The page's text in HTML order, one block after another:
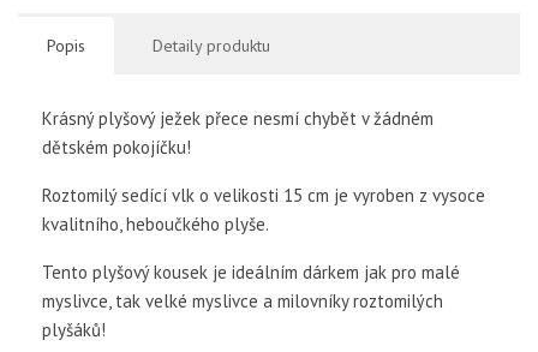
Popis Detaily produktu
Krásný plyšový ježek přece nesmí chybět v žádném
dětském pokojíčku!
Roztomilý sedící vlk o velikosti 15 cm je vyroben z vysoce
kvalitního, heboučkého plyše.
Tento plyšový kousek je ideálním dárkem jak pro malé
myslivce, tak velké myslivce a milovníky roztomilých
plyšáků!